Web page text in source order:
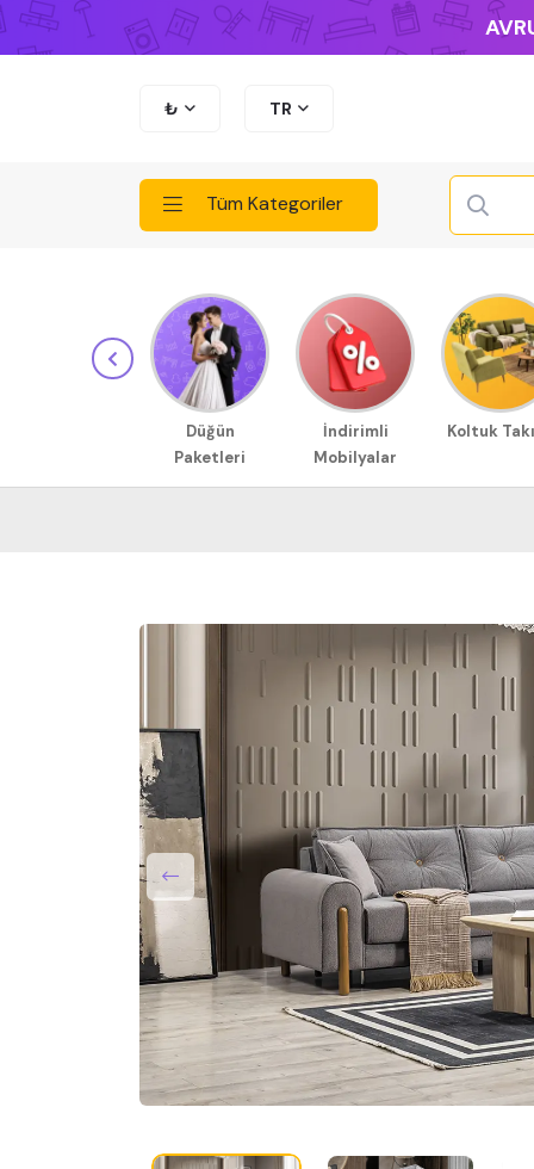
₺ TR
Tüm Kategoriler
Düğün
Paketleri
İndirimli
Mobilyalar
Koltuk